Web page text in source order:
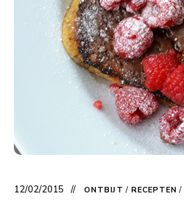
12/02/2015 ONTBIJT / RECEPTEN /